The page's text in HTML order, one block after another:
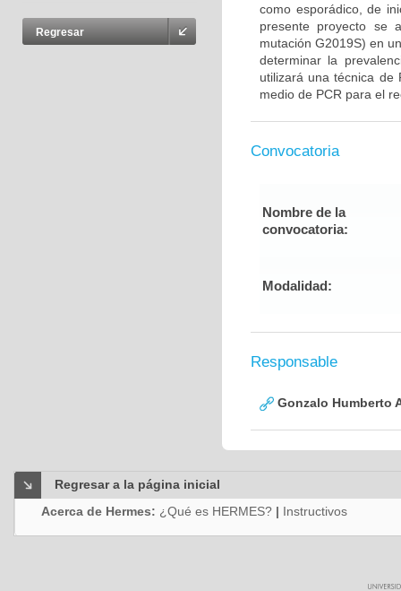
Regresar
como esporádico, de
presente proyecto se
mutación G2019S) en
determinar la
utilizará una técnica de
medio de PCR para el
Convocatoria
Nombre de la
convocatoria:
Modalidad:
Responsable
Gonzalo Humberto
Regresar a la página inicial
Acerca de Hermes: ¿Qué es HERMES? | Instructivos